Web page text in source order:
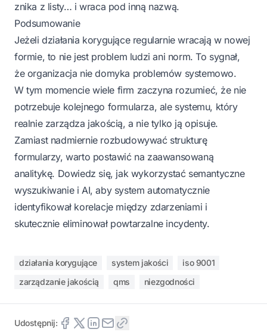
znika z listy… i wraca pod inną nazwą.
Podsumowanie
Jeżeli działania korygujące regularnie wracają w nowej
formie, to nie jest problem ludzi ani norm. To sygnał,
że organizacja nie domyka problemów systemowo.
W tym momencie wiele firm zaczyna rozumieć, że nie
potrzebuje kolejnego formularza, ale systemu, który
realnie zarządza jakością, a nie tylko ją opisuje.
Zamiast nadmiernie rozbudowywać strukturę
formularzy, warto postawić na zaawansowaną
analitykę. Dowiedz się, jak wykorzystać semantyczne
wyszukiwanie i AI, aby system automatycznie
identyfikował korelacje między zdarzeniami i
skutecznie eliminował powtarzalne incydenty.
działania korygujące system jakości
iso 9001
zarządzanie jakością
qms niezgodności
Udostępnij: